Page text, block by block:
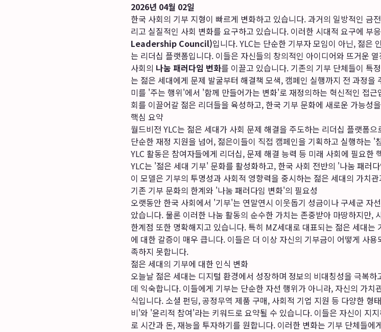
2026년 04월 02일
한국 사회의 기부 지형이 빠르게 변화하고 있습니다. 과거의 일방적인 금
리고 실질적인 사회 변화를 요구하고 있습니다. 이러한 시대적 요구에 부
Leadership Council)입니다. YLC는 단순한 기부자 모임이 아닌, 젊은
는 리더십 플랫폼입니다. 이들은 자신들의 창의적인 아이디어와 뜨거운
사회의 나눔 패러다임 변화를 이끌고 있습니다. 기존의 기부 단체들이 특
는 젊은 세대에게 문제 발굴부터 해결책 모색, 캠페인 실행까지 전 과정을
미를 '주는 행위'에서 '함께 만들어가는 변화'로 재정의하는 혁신적인 접
회를 이끌어갈 젊은 리더들을 육성하고, 한국 기부 문화에 새로운 가능성
핵심 요약
월드비전 YLC는 젊은 세대가 사회 문제 해결을 주도하는 리더십 플랫폼
단순한 재정 지원을 넘어, 젊은이들이 직접 캠페인을 기획하고 실행하는 '
YLC 활동은 참여자들에게 리더십, 문제 해결 능력 등 미래 사회에 필요한
YLC는 '젊은 세대 기부' 문화를 활성화하고, 한국 사회 전반의 '나눔 패러
이 모델은 기부의 투명성과 사회적 영향력을 중시하는 젊은 세대의 가치
기존 기부 문화의 한계와 '나눔 패러다임 변화'의 필요성
오랫동안 한국 사회에서 '기부'는 연말연시 이웃돕기 성금이나 구세군 자
았습니다. 물론 이러한 나눔 활동의 순수한 가치는 존중받아 마땅하지만,
한계점 또한 명확해지고 있습니다. 특히 MZ세대로 대표되는 젊은 세대
에 대한 갈증이 매우 큽니다. 이들은 더 이상 자신의 기부금이 어떻게 사
족하지 못합니다.
젊은 세대의 기부에 대한 인식 변화
오늘날 젊은 세대는 디지털 환경에서 성장하며 정보의 비대칭성을 극복
데 익숙합니다. 이들에게 기부는 단순한 자선 행위가 아니라, 자신의 가
식입니다. 소셜 펀딩, 공정무역 제품 구매, 사회적 기업 지원 등 다양한 형
비'와 '윤리적 참여'라는 키워드로 요약될 수 있습니다. 이들은 자신이 지
로 시간과 돈, 재능을 투자하기를 원합니다. 이러한 변화는 기부 단체들에